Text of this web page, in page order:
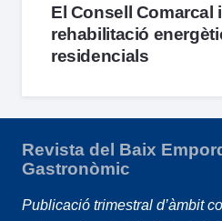
El Consell Comarcal
rehabilitació
residencials
Revista del Baix
Gastronòmic
Publicació trimestral d’àmbit